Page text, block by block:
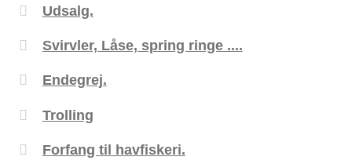
Udsalg.
Svirvler, Låse, spring ringe ....
Endegrej.
Trolling
Forfang til havfiskeri.